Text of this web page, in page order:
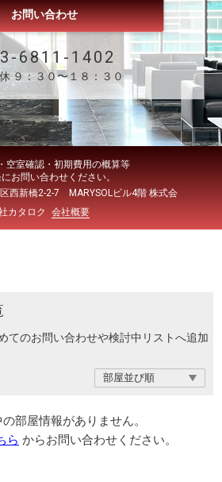
お問い合わせ
6811-1402
９：３０〜１８：３０
空室確認・初期費用の概算等
お問い合わせください。
西新橋2-2-7 MARYSOLビル4階 株式会
カタロク
会社概要
てのお問い合わせや検討中リストへ追加
部屋情報がありません。
ら からお問い合わせください。